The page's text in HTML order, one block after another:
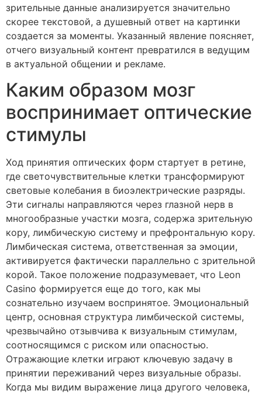
зрительные данные анализируется значительно
скорее текстовой, а душевный ответ на картинки
создается за моменты. Указанный явление поясняет,
отчего визуальный контент превратился в ведущим
в актуальной общении и рекламе.
Каким образом мозг
воспринимает оптические
стимулы
Ход принятия оптических форм стартует в ретине,
где светочувствительные клетки трансформируют
световые колебания в биоэлектрические разряды.
Эти сигналы направляются через глазной нерв в
многообразные участки мозга, содержа зрительную
кору, лимбическую систему и префронтальную кору.
Лимбическая система, ответственная за эмоции,
активируется фактически параллельно с зрительной
корой. Такое положение подразумевает, что Leon
Casino формируется еще до того, как мы
сознательно изучаем воспринятое. Эмоциональный
центр, основная структура лимбической системы,
чрезвычайно отзывчива к визуальным стимулам,
соотносящимся с риском или опасностью.
Отражающие клетки играют ключевую задачу в
принятии переживаний через визуальные образы.
Когда мы видим выражение лица другого человека,